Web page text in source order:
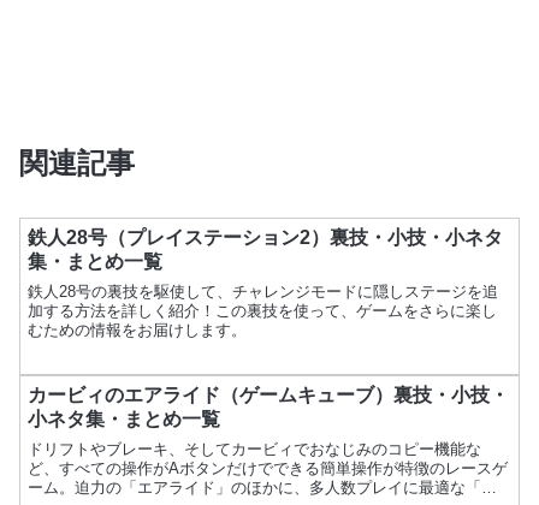
関連記事
鉄人28号（プレイステーション2）裏技・小技・小ネタ
集・まとめ一覧
鉄人28号の裏技を駆使して、チャレンジモードに隠しステージを追
加する方法を詳しく紹介！この裏技を使って、ゲームをさらに楽し
むための情報をお届けします。
カービィのエアライド（ゲームキューブ）裏技・小技・
小ネタ集・まとめ一覧
ドリフトやブレーキ、そしてカービィでおなじみのコピー機能な
ど、すべての操作がAボタンだけでできる簡単操作が特徴のレースゲ
ーム。迫力の「エアライド」のほかに、多人数プレイに最適な「ウ